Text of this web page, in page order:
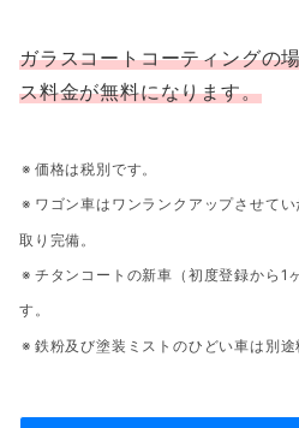
ガラスコートコーティングの
ス料金が無料になります。
価格は税別です。
ワゴン車はワンランクアップさせて
取り完備。
チタンコートの新車（初度登録から1
す。
鉄粉及び塗装ミストのひどい車は別途